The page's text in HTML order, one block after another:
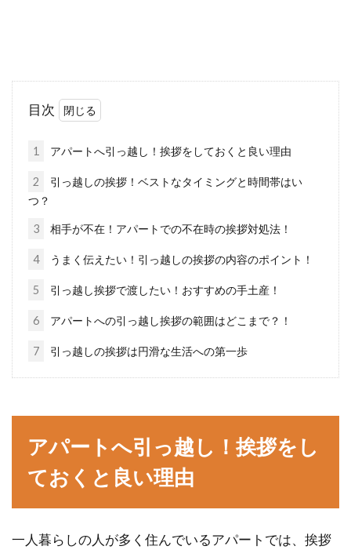
対応、費用負担について！
すく、箇所別...
アパートのエアコンが動かない！修
理はどうすればいいの？
「部屋に帰ってきてエアコンの電源を入れよう
としたら動かない・・・」このような事態にな
い！値段の相場はいくら？
一人暮らしを開始するアパートが決まった場合
いていない場...
目次
1 アパートへ引っ越し！挨拶をしておくと良い理由
2
引っ越しの挨拶！ベストなタイミングと時間帯はい
つ？
3 相手が不在！アパートでの不在時の挨拶対処法！
4 うまく伝えたい！引っ越しの挨拶の内容のポイント！
5 引っ越し挨拶で渡したい！おすすめの手土産！
6 アパートへの引っ越し挨拶の範囲はどこまで？！
7 引っ越しの挨拶は円滑な生活への第一歩
アパートへ引っ越し！挨拶をし
ておくと良い理由
一人暮らしの人が多く住んでいるアパートでは、挨拶